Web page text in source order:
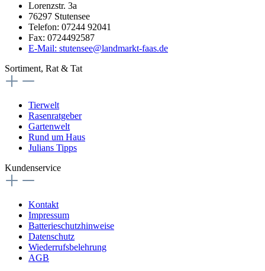
Lorenzstr. 3a
76297 Stutensee
Telefon: 07244 92041
Fax: 0724492587
E-Mail: stutensee@landmarkt-faas.de
Sortiment, Rat & Tat
Tierwelt
Rasenratgeber
Gartenwelt
Rund um Haus
Julians Tipps
Kundenservice
Kontakt
Impressum
Batterieschutzhinweise
Datenschutz
Wiederrufsbelehrung
AGB